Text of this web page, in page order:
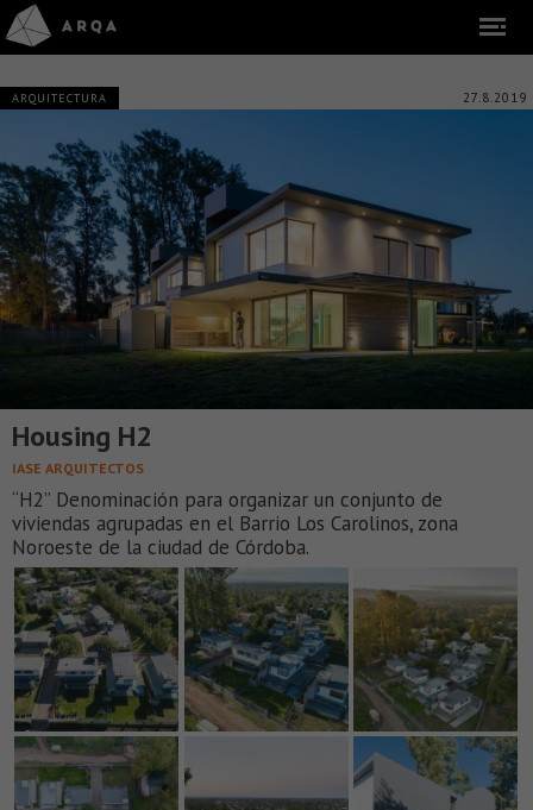
ARQUITECTURA 27.8.2019
Housing H2
IASE ARQUITECTOS
“H2” Denominación para organizar un conjunto de
viviendas agrupadas en el Barrio Los Carolinos, zona
Noroeste de la ciudad de Córdoba.